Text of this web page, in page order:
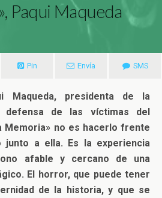
Paqui Maqueda
Pin Envía SMS
Maqueda, presidenta de la
defensa de las víctimas del
Memoria» no es hacerlo frente
junto a ella. Es la experiencia
afable y cercano de una
El horror, que puede tener
de la historia, y que se